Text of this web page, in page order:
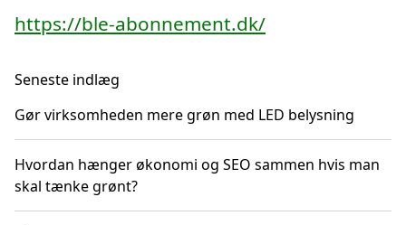
https://ble-abonnement.dk/
Seneste indlæg
Gør virksomheden mere grøn med LED belysning
Hvordan hænger økonomi og SEO sammen hvis man
skal tænke grønt?